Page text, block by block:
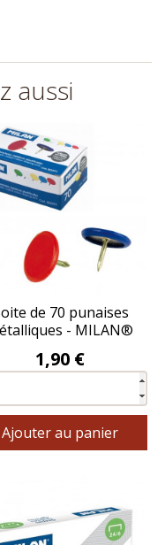
aussi
de 70 punaises
- MILAN®
Prix
1,90 €
Ajouter au panier